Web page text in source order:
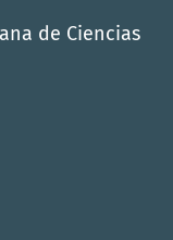
de Ciencias